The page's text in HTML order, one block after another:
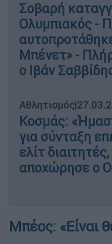
Σοβαρή
Ολυμπιακός -
Μπένετ» -
ο Ιβάν
Αθλητισμός|
Κοσμάς:
για σύνταξη
ελίτ
αποχώρησε ο
Μπέος: «Είναι